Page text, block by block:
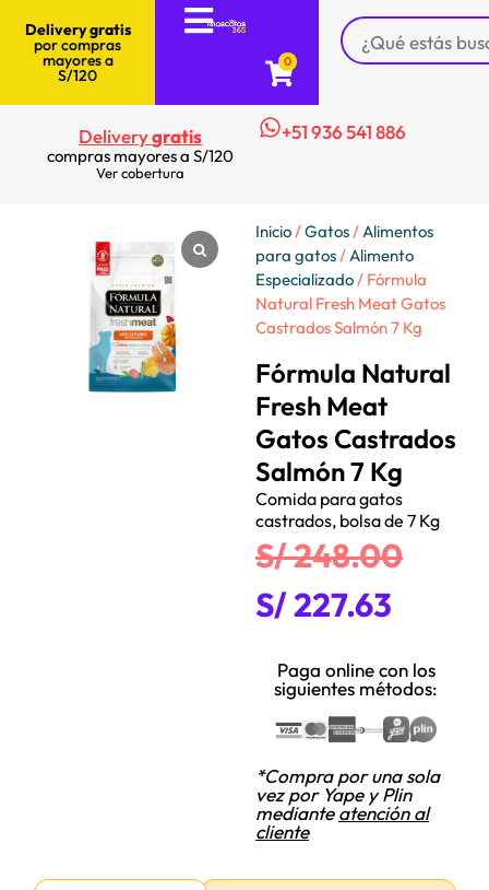
Delivery gratis
por compras
mayores a
S/120
0
Deliverygratis
compras mayores a S/120
Ver cobertura
+51 936 541 886
Inicio/Gatos/Alimentos
para gatos/Alimento
Especializado/ Fórmula
Natural Fresh Meat Gatos
Castrados Salmón 7 Kg
Fórmula Natural
Fresh Meat
Gatos Castrados
Salmón 7 Kg
Comida para gatos
castrados, bolsa de 7 Kg
S/248.00
S/227.63
Paga online con los
siguientes métodos:
*Compra por una sola
vez por Yape y Plin
medianteatención al
cliente